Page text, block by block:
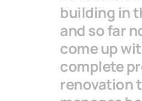
building in
and so far
come up
complete
renovation